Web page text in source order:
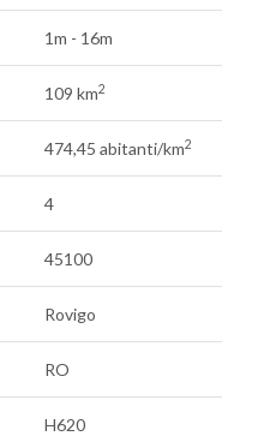
1m - 16m
109 km2
474,45 abitanti/km2
4
45100
Rovigo
RO
H620